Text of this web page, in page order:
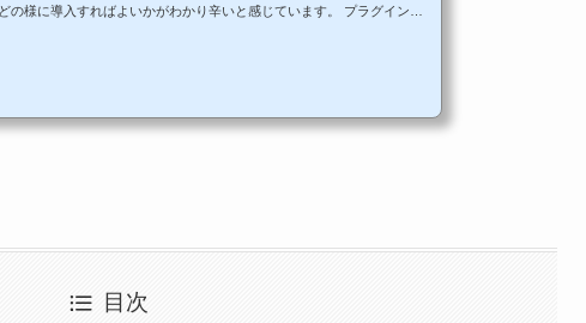
の様に導入すればよいかがわかり辛いと感じています。 プラグインを
目次